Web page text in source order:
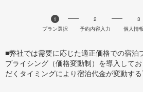
1
プラン選択
2
予約内容入力
3
個人情
■弊社では需要に応じた適正価格での宿泊
プライシング（価格変動制）を導入して
だくタイミングにより宿泊代金が変動する